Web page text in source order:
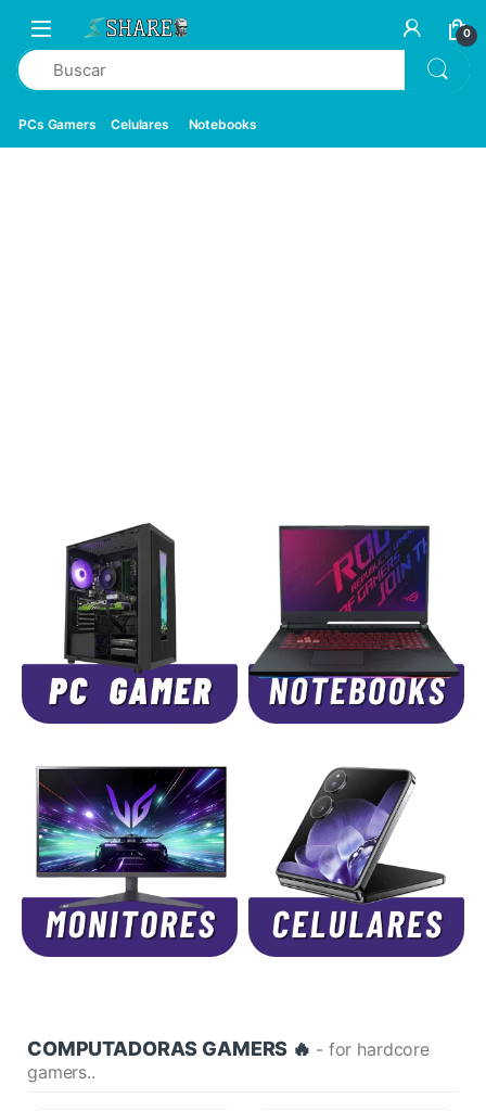
0
PCs Gamers Celulares Notebooks
COMPUTADORAS GAMERS 🔥 - for hardcore
gamers..